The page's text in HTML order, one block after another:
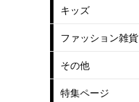
キッズ
ファッション雑貨
その他
特集ページ